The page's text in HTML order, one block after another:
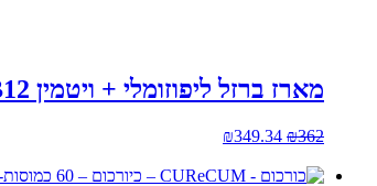
מארז ברזל ליפוזומלי + ויטמין B12 +ויטמין C
₪362
המחיר
היה:
₪349.34
הוא: